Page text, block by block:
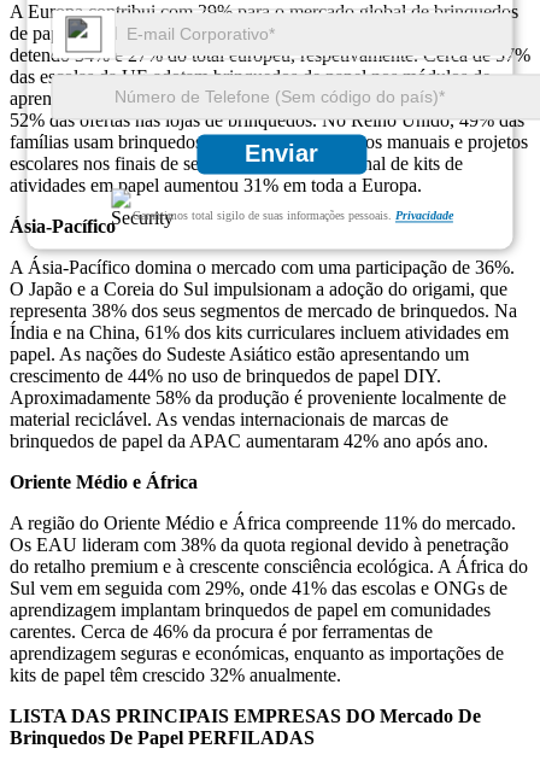
Enviar
Garantimos total sigilo de suas informações pessoais. Privacidade
A Europa contribui com 29% para o mercado global de brinquedos
de papel. A Alemanha e a França são os principais contribuintes,
detendo 34% e 27% do total europeu, respetivamente. Cerca de 57%
das escolas da UE adotam brinquedos de papel nos módulos de
aprendizagem. Os brinquedos certificados pelo FSC representam
52% das ofertas nas lojas de brinquedos. No Reino Unido, 49% das
famílias usam brinquedos de papel para trabalhos manuais e projetos
escolares nos finais de semana. A procura sazonal de kits de
atividades em papel aumentou 31% em toda a Europa.
Ásia-Pacífico
A Ásia-Pacífico domina o mercado com uma participação de 36%.
O Japão e a Coreia do Sul impulsionam a adoção do origami, que
representa 38% dos seus segmentos de mercado de brinquedos. Na
Índia e na China, 61% dos kits curriculares incluem atividades em
papel. As nações do Sudeste Asiático estão apresentando um
crescimento de 44% no uso de brinquedos de papel DIY.
Aproximadamente 58% da produção é proveniente localmente de
material reciclável. As vendas internacionais de marcas de
brinquedos de papel da APAC aumentaram 42% ano após ano.
Oriente Médio e África
A região do Oriente Médio e África compreende 11% do mercado.
Os EAU lideram com 38% da quota regional devido à penetração
do retalho premium e à crescente consciência ecológica. A África do
Sul vem em seguida com 29%, onde 41% das escolas e ONGs de
aprendizagem implantam brinquedos de papel em comunidades
carentes. Cerca de 46% da procura é por ferramentas de
aprendizagem seguras e económicas, enquanto as importações de
kits de papel têm crescido 32% anualmente.
LISTA DAS PRINCIPAIS EMPRESAS DO Mercado De
Brinquedos De Papel PERFILADAS